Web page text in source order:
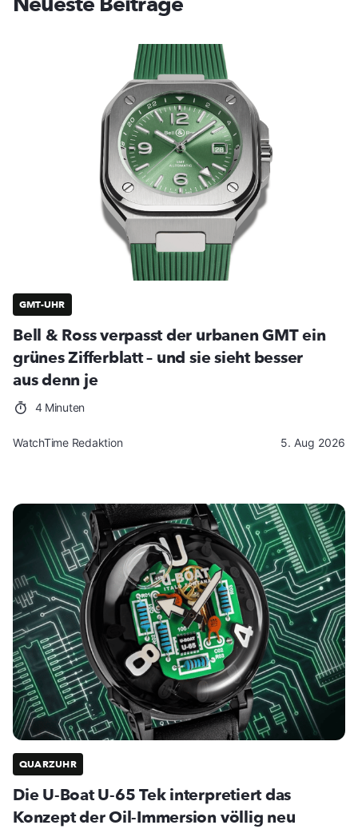
GMT-UHR
Bell & Ross verpasst der urbanen GMT ein
grünes Zifferblatt – und sie sieht besser
aus denn je
4 Minuten
WatchTime Redaktion 5. Aug 2026
QUARZUHR
Die U-Boat U-65 Tek interpretiert das
Konzept der Oil-Immersion völlig neu